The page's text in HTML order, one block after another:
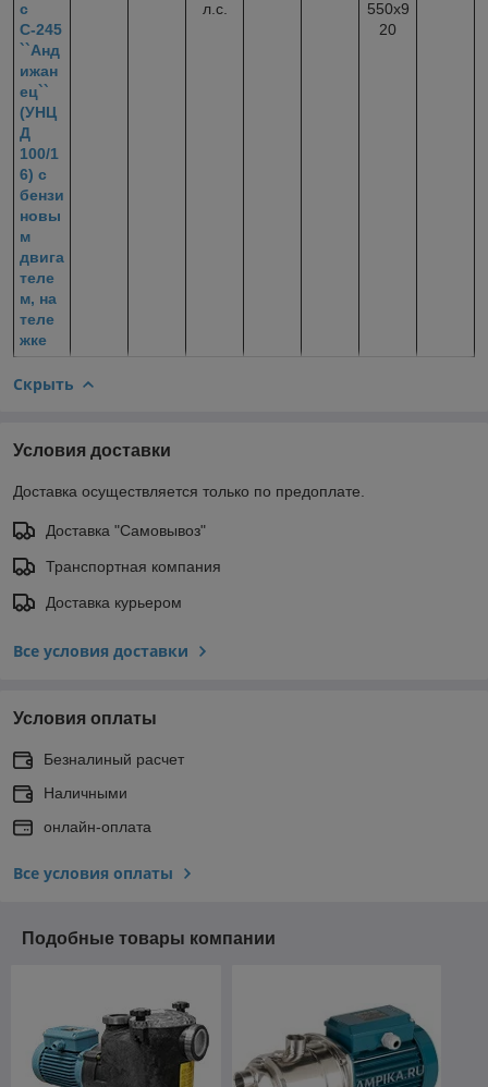
с
С-245
``Анд
ижан
ец``
(УНЦ
Д
100/1
6) с
бензи
новы
м
двига
теле
м, на
теле
жке
л.с.
550х9
20
Скрыть
Условия доставки
Доставка осуществляется только по предоплате.
Доставка "Самовывоз"
Транспортная компания
Доставка курьером
Все условия доставки
Условия оплаты
Безналиный расчет
Наличными
онлайн-оплата
Все условия оплаты
Подобные товары компании